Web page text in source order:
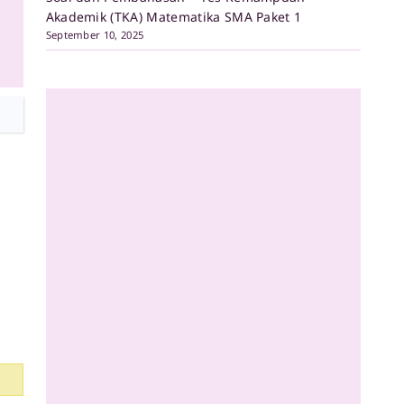
Akademik (TKA) Matematika SMA Paket 1
September 10, 2025